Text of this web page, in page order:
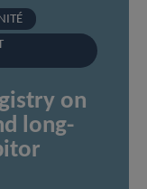
on
long-